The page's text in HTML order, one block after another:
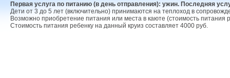
Первая услуга по питанию (в день отправления): ужин. Последняя
Дети от 3 до 5 лет (включительно) принимаются на теплоход в
Возможно приобретение питания или места в каюте (стоимость питания
Стоимость питания ребенку на данный круиз составляет 4000 руб.